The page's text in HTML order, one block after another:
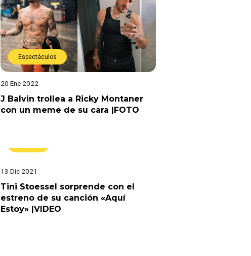
Espectáculos
20 Ene 2022
J Balvin trollea a Ricky Montaner
con un meme de su cara |FOTO
13 Dic 2021
Tini Stoessel sorprende con el
estreno de su canción «Aquí
Estoy» |VIDEO